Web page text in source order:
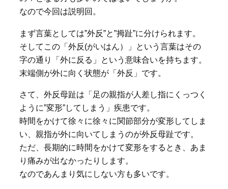
なので今回は説明回。
まず言葉としては”外反”と”拇趾”に分けられます。
そしてこの「外反(がいはん）」という言葉はその
字の通り「外に反る」という意味合いを持ちます。
末端側が外に向く状態が「外反」です。
さて、外反母趾は「足の親指が人差し指にくっつく
ように”変形”してしまう」疾患です。
時間をかけて徐々に徐々に関節部分が変形してしま
い、親指が外に向いてしまうのが外反母趾です。
ただ、長期的に時間をかけて変形をするとき、あま
り痛みが出なかったりします。
なのであんまり気にしない方も多いです。